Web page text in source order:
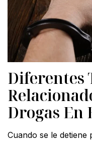
Diferentes
Drogas En
Cuando se le detiene